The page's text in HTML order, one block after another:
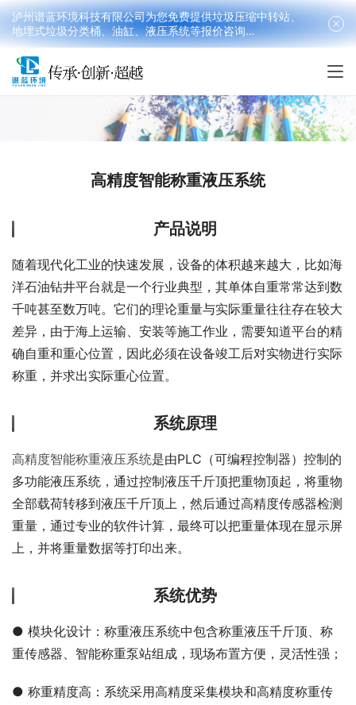
高精度智能称重液压系统
产品说明
随着现代化工业的快速发展，设备的体积越来越大，比如海
洋石油钻井平台就是一个行业典型，其单体自重常常达到数
千吨甚至数万吨。它们的理论重量与实际重量往往存在较大
差异，由于海上运输、安装等施工作业，需要知道平台的精
确自重和重心位置，因此必须在设备竣工后对实物进行实际
称重，并求出实际重心位置。
系统原理
高精度智能称重液压系统是由PLC（可编程控制器）控制的
多功能液压系统，通过控制液压千斤顶把重物顶起，将重物
全部载荷转移到液压千斤顶上，然后通过高精度传感器检测
重量，通过专业的软件计算，最终可以把重量体现在显示屏
上，并将重量数据等打印出来。
系统优势
● 模块化设计：称重液压系统中包含称重液压千斤顶、称
重传感器、智能称重泵站组成，现场布置方便，灵活性强；
● 称重精度高：系统采用高精度采集模块和高精度称重传
泸州谱蓝环境科技有限公司为您免费提供垃圾压缩中转站、
地埋式垃圾分类桶、油缸、液压系统等报价咨询
18090199016(韩先生）